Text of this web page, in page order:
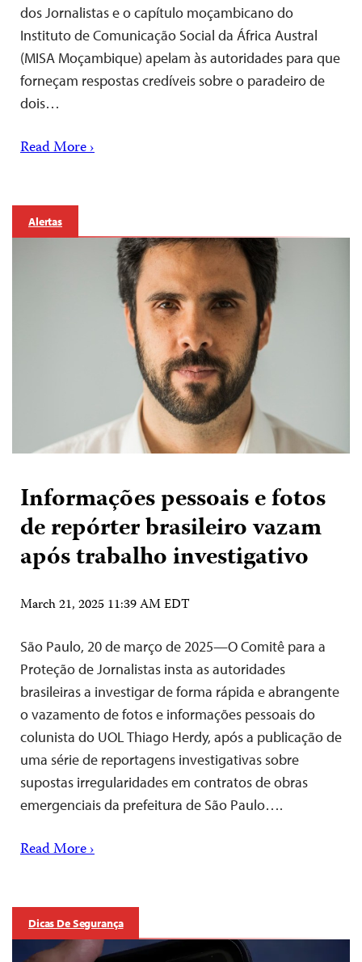
dos Jornalistas e o capítulo moçambicano do
Instituto de Comunicação Social da África Austral
(MISA Moçambique) apelam às autoridades para que
forneçam respostas credíveis sobre o paradeiro de
dois…
Read More ›
Alertas
Informações pessoais e fotos
de repórter brasileiro vazam
após trabalho investigativo
March 21, 2025 11:39 AM EDT
São Paulo, 20 de março de 2025—O Comitê para a
Proteção de Jornalistas insta as autoridades
brasileiras a investigar de forma rápida e abrangente
o vazamento de fotos e informações pessoais do
colunista do UOL Thiago Herdy, após a publicação de
uma série de reportagens investigativas sobre
supostas irregularidades em contratos de obras
emergenciais da prefeitura de São Paulo….
Read More ›
Dicas De Segurança